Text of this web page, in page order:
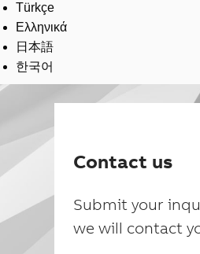
Türkçe
Ελληνικά
日本語
한국어
Contact us
Submit your
we will contact